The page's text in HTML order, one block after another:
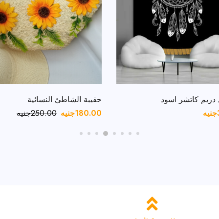
دريم كاتشر اسود
جنيه
حقيبة الشاطئ النسائية
180.00جنيه 250.00جنيه